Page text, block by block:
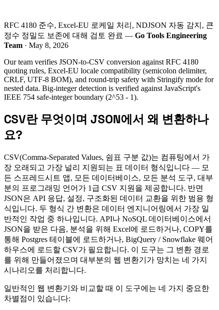
RFC 4180 준수, Excel-EU 로케일 처리, NDJSON 자동 감지, 큰
정수 정밀도 보존에 대해 검토 완료 — Go Tools Engineering
Team · May 8, 2026
Our team verifies JSON-to-CSV conversion against RFC 4180
quoting rules, Excel-EU locale compatibility (semicolon delimiter,
CRLF, UTF-8 BOM), and round-trip safety with Stringify mode for
nested data. Big-integer detection is verified against JavaScript's
IEEE 754 safe-integer boundary (2^53 - 1).
CSV란 무엇이며 JSON에서 왜 변환하나
요?
CSV(Comma-Separated Values, 쉼표 구분 값)는 컴퓨팅에서 가
장 오래되고 가장 널리 지원되는 표 데이터 형식입니다 — 모
든 스프레드시트 앱, 모든 데이터베이스, 모든 분석 도구, 대부
분의 프로그래밍 언어가 1급 CSV 지원을 제공합니다. 반면
JSON은 API 응답, 설정, 구조화된 데이터 교환을 위한 범용 형
식입니다. 두 형식 간 변환은 데이터 엔지니어링에서 가장 일
반적인 작업 중 하나입니다. API나 NoSQL 데이터베이스에서
JSON을 받은 다음, 분석을 위해 Excel에 로드하거나, COPY를
통해 Postgres 테이블에 로드하거나, BigQuery / Snowflake 웨어
하우스에 로드할 CSV가 필요합니다. 이 도구는 그 변환 경로
를 위해 만들어졌으며 대부분의 웹 변환기가 망치는 네 가지
시나리오를 처리합니다.
일반적인 웹 변환기와 비교할 때 이 도구에는 네 가지 중요한
차별점이 있습니다: